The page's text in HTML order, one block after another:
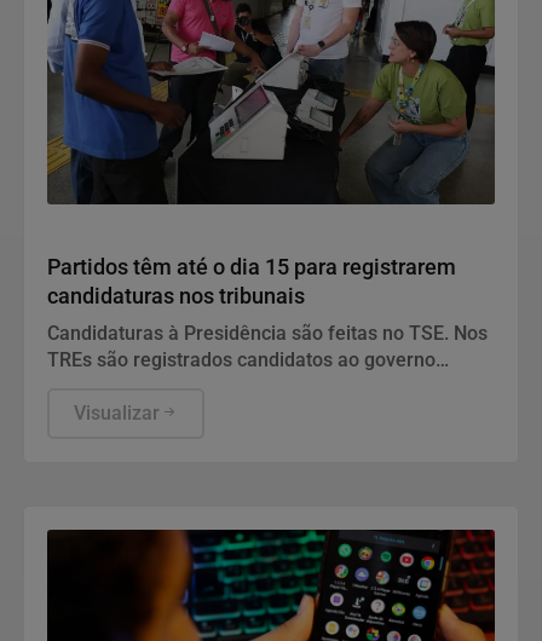
Partidos têm até o dia 15 para registrarem
candidaturas nos tribunais
Candidaturas à Presidência são feitas no TSE. Nos
TREs são registrados candidatos ao governo
assembleias estaduais e distrital.
Visualizar